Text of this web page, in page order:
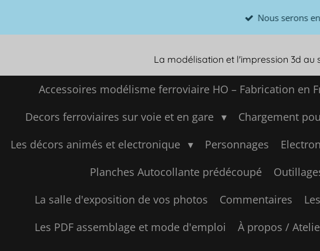
contenu
l'envoi ne pourra
La modélisation et l'impression 3d
Accessoires modélisme ferroviaire HO – Fabrication en
Decors ferroviaires sur voie et en gare
Chargement
Les décors animés et electronique
Personnages
Planches Autocollante prédécoupé
La salle d'exposition de vos photos
Commentaires
Les PDF assemblage et mode d'emploi
À propos /